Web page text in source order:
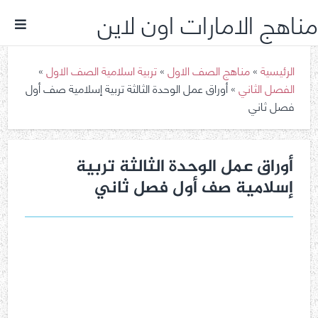
مناهج الامارات اون لاين
الرئيسية»مناهج الصف الاول»تربية اسلامية الصف الاول»
الفصل الثاني»أوراق عمل الوحدة الثالثة تربية إسلامية صف أول
فصل ثاني
أوراق عمل الوحدة الثالثة تربية
إسلامية صف أول فصل ثاني